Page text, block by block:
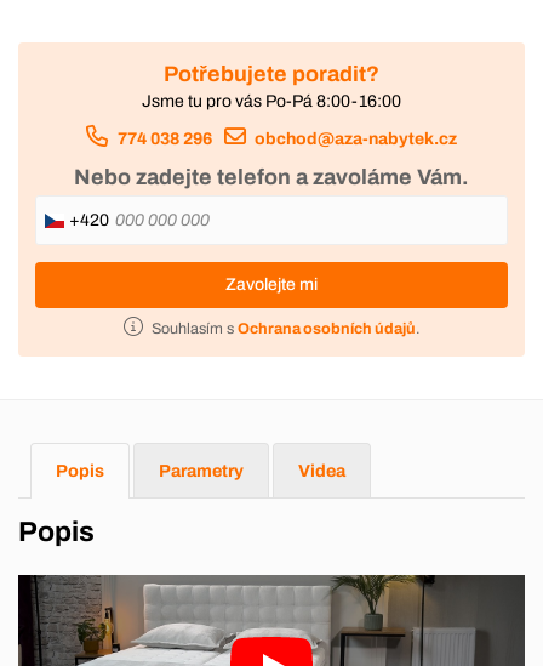
Potřebujete poradit?
Jsme tu pro vás Po-Pá 8:00-16:00
774 038 296 obchod@aza-nabytek.cz
Nebo zadejte telefon a zavoláme Vám.
+420
Zavolejte mi
Souhlasím s Ochrana osobních údajů.
Popis Parametry Videa
Popis